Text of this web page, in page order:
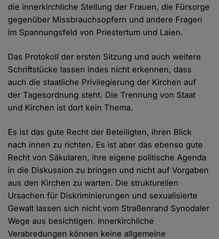
die innerkirchliche Stellung der Frauen, die Fürsorge
gegenüber Missbrauchsopfern und andere Fragen
im Spannungsfeld von Priestertum und Laien.
Das Protokoll der ersten Sitzung und auch weitere
Schriftstücke lassen indes nicht erkennen, dass
auch die staatliche Privilegierung der Kirchen auf
der Tagesordnung steht. Die Trennung von Staat
und Kirchen ist dort kein Thema.
Es ist das gute Recht der Beteiligten, ihren Blick
nach innen zu richten. Es ist aber das ebenso gute
Recht von Säkularen, ihre eigene politische Agenda
in die Diskussion zu bringen und nicht auf Vorgaben
aus den Kirchen zu warten. Die strukturellen
Ursachen für Diskriminierungen und sexualisierte
Gewalt lassen sich nicht vom Straßenrand Synodaler
Wege aus besichtigen. Innerkirchliche
Verabredungen können keine allgemeine